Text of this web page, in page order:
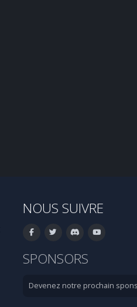
NOUS SUIVRE
SPONSORS
Devenez notre prochain